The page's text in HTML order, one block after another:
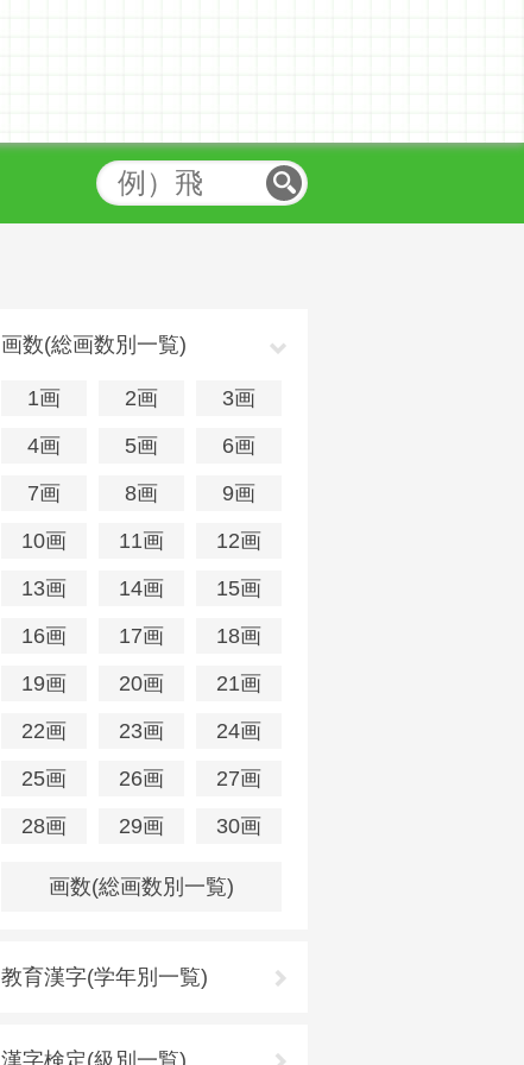
画数(総画数別一覧)
1画 2画
3画
4画
5画
6画
7画
8画
9画
10画
11画
12画
13画
14画
15画
16画
17画
18画
19画
20画
21画
22画
23画
24画
25画
26画
27画
28画
29画 30画
画数(総画数別一覧)
教育漢字(学年別一覧)
漢字検定(級別一覧)